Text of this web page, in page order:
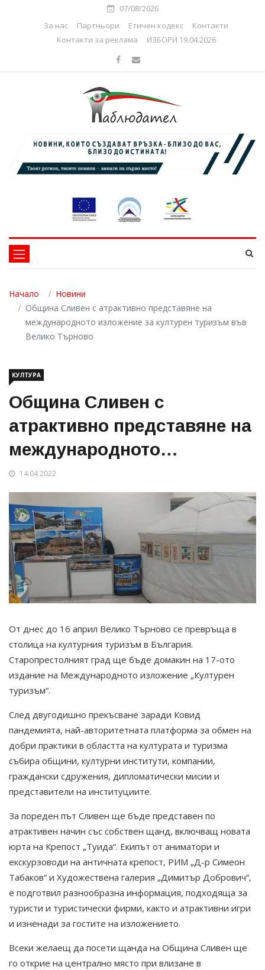
07/08/2026
За нас
Партньори Етичен кодекс
Контакти
Контакти за реклама
ИЗБОРИ 19.04.2026
Начало
Новини
Община Сливен с атрактивно представяне на
международното изложение за културен туризъм във
Велико Търново
КУЛТУРА
Община Сливен с
атрактивно представяне на
международното
изложение за културен
туризъм във Велико
Търново
14.04.2022
От днес до 16 април Велико Търново се превръща в
столица на културния туризъм в България.
Старопрестолният град ще бъде домакин на 17-ото
издание на Международното изложение „Културен
туризъм“.
След двугодишно прекъсване заради Ковид
пандемията, най-авторитетната платформа за обмен на
добри практики в областта на културата и туризма
събира общини, културни институти, компании,
граждански сдружения, дипломатически мисии и
представители на институциите.
За пореден път Сливен ще бъде представен по
атрактивен начин със собствен щанд, включващ новата
юрта на Крепост „Туида“. Екипът от аниматори и
екскурзоводи на античната крепост, РИМ „Д-р Симеон
Табаков“ и Художествена галерия „Димитър Добрович“,
е подготвил разнообразна информация, подходяща за
туристи и туристически фирми, както и атрактивни игри
и изненади за гостите на изложението.
Всеки желаещ да посети щанда на Община Сливен ще
го открие на централно място при влизане в